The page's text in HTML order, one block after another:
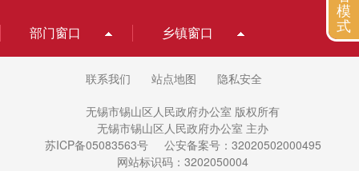
部门窗口 乡镇窗口
联系我们 站点地图 隐私安全
无锡市锡山区人民政府办公室 版权所有
无锡市锡山区人民政府办公室 主办
苏ICP备05083563号
公安备案号：32020502000495
网站标识码：3202050004
模
式